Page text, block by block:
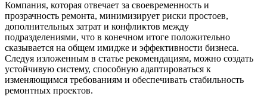
Компания, которая отвечает за своевременность и
прозрачность ремонта, минимизирует риски простоев,
дополнительных затрат и конфликтов между
подразделениями, что в конечном итоге положительно
сказывается на общем имидже и эффективности бизнеса.
Следуя изложенным в статье рекомендациям, можно создать
устойчивую систему, способную адаптироваться к
изменяющимся требованиям и обеспечивать стабильность
ремонтных проектов.